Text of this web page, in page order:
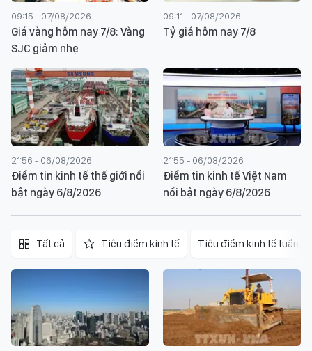
09:15 - 07/08/2026
Giá vàng hôm nay 7/8: Vàng
SJC giảm nhẹ
09:11 - 07/08/2026
Tỷ giá hôm nay 7/8
21:56 - 06/08/2026
Điểm tin kinh tế thế giới nổi
bật ngày 6/8/2026
21:55 - 06/08/2026
Điểm tin kinh tế Việt Nam
nổi bật ngày 6/8/2026
Tất cả Tiêu điểm kinh tế Tiêu điểm kinh tế tuần